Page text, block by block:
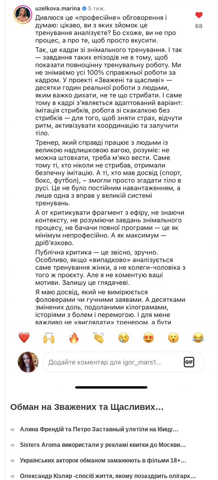
Обман на Зважених та Щасливих…
Алина Френдій та Петро Заставный улетіли на Ібицу…
Sisters Aroma використали у рекламі квитки до Москви…
Українських акторок обманом заманюють в фільми 18+…
Олександр Кізляр -спосіб життя, якому позаздрить олігарх…